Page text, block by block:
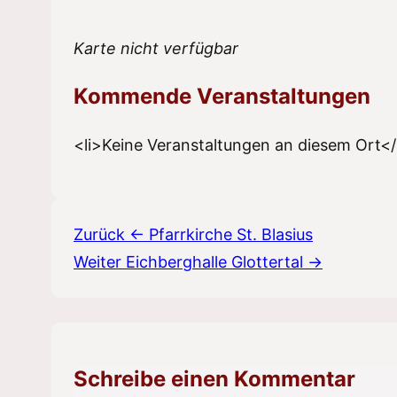
Karte nicht verfügbar
Kommende Veranstaltungen
<li>Keine Veranstaltungen an diesem
Beitragsnavigation
Zurück ← Pfarrkirche St. Blasius
Weiter Eichberghalle Glottertal →
Schreibe einen Kommentar